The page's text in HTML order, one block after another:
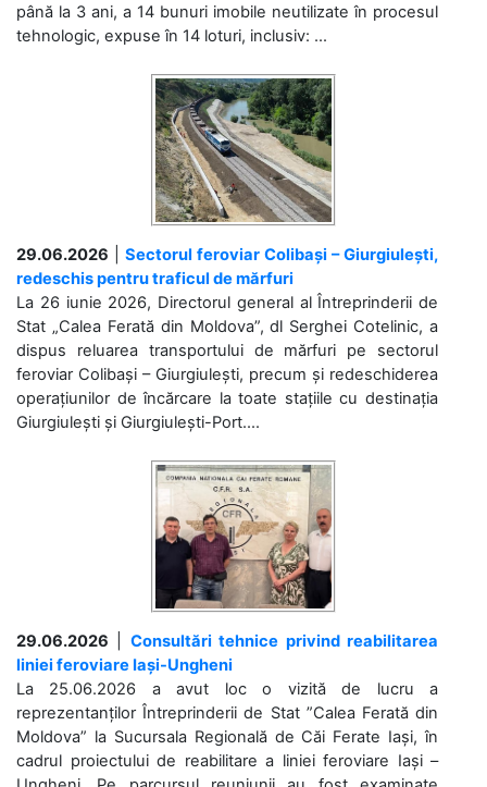
până la 3 ani, a 14 bunuri imobile neutilizate în procesul
tehnologic, expuse în 14 loturi, inclusiv: ...
29.06.2026
Sectorul feroviar Colibași – Giurgiulești,
redeschis pentru traficul de mărfuri
La 26 iunie 2026, Directorul general al Întreprinderii de
Stat „Calea Ferată din Moldova”, dl Serghei Cotelinic, a
dispus reluarea transportului de mărfuri pe sectorul
feroviar Colibași – Giurgiulești, precum și redeschiderea
operațiunilor de încărcare la toate stațiile cu destinația
Giurgiulești și Giurgiulești-Port....
29.06.2026
Consultări tehnice privind reabilitarea
liniei feroviare Iași-Ungheni
La 25.06.2026 a avut loc o vizită de lucru a
reprezentanților Întreprinderii de Stat ”Calea Ferată din
Moldova” la Sucursala Regională de Căi Ferate Iași, în
cadrul proiectului de reabilitare a liniei feroviare Iași –